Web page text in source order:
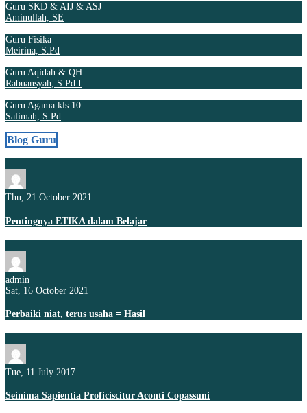
Guru SKD & AIJ & ASJ
Aminullah, SE
Guru Fisika
Meirina, S.Pd
Guru Aqidah & QH
Rabuansyah, S.Pd.I
Guru Agama kls 10
Salimah, S.Pd
Blog Guru
Thu, 21 October 2021
Pentingnya ETIKA dalam Belajar
admin
Sat, 16 October 2021
Perbaiki niat, terus usaha = Hasil
Tue, 11 July 2017
Seinima Sapientia Proficiscitur Aconti Copassuni